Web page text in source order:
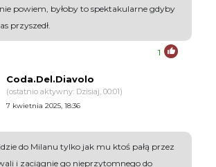
powiem, byłoby to spektakularne gdyby
przyszedł.
1
Coda.Del.Diavolo
(ostatnio aktywny: Dzisiaj, 00:01)
7 kwietnia 2025, 18:36
do Milanu tylko jak mu ktoś pałą przez
i zaciągnie go nieprzytomnego do